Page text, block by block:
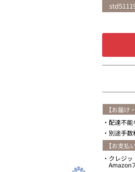
【お届け
配達不能
別途手
【お支払
クレジッ
Amazon